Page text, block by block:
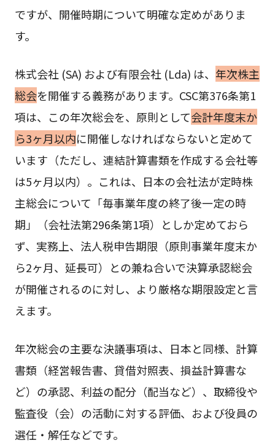
ですが、開催時期について明確な定めがありま
す。
株式会社 (SA) および有限会社 (Lda) は、 年次株主
総会を開催する義務があります。CSC第376条第1
項は、この年次総会を、原則として会計年度末か
ら3ヶ月以内に開催しなければならないと定めて
います（ただし、連結計算書類を作成する会社等
は5ヶ月以内）。これは、日本の会社法が定時株
主総会について「毎事業年度の終了後一定の時
期」（会社法第296条第1項）としか定めておら
ず、実務上、法人税申告期限（原則事業年度末か
ら2ヶ月、延長可）との兼ね合いで決算承認総会
が開催されるのに対し、より厳格な期限設定と言
えます。
年次総会の主要な決議事項は、日本と同様、計算
書類（経営報告書、貸借対照表、損益計算書な
ど）の承認、利益の配分（配当など）、取締役や
監査役（会）の活動に対する評価、および役員の
選任・解任などです。